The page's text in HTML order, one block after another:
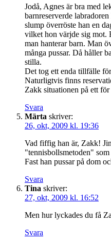
Jodå, Agnes är bra med
barnreserverde
slump överröste han en
vilket hon värjde sig mot.
man hanterar barn. Man
många pussar. Då håller
stilla.
Det tog ett enda tillfälle
Naturligtvis finns
Zakk situationen på ett för
Svara
Märta skriver:
26, okt, 2009 kl. 19:36
Vad fiffig han är, Zakk!
"tennisbollsmetoden"
Fast han pussar på dom
Svara
Tina skriver:
27, okt, 2009 kl. 16:52
Men hur lyckades du få
Svara